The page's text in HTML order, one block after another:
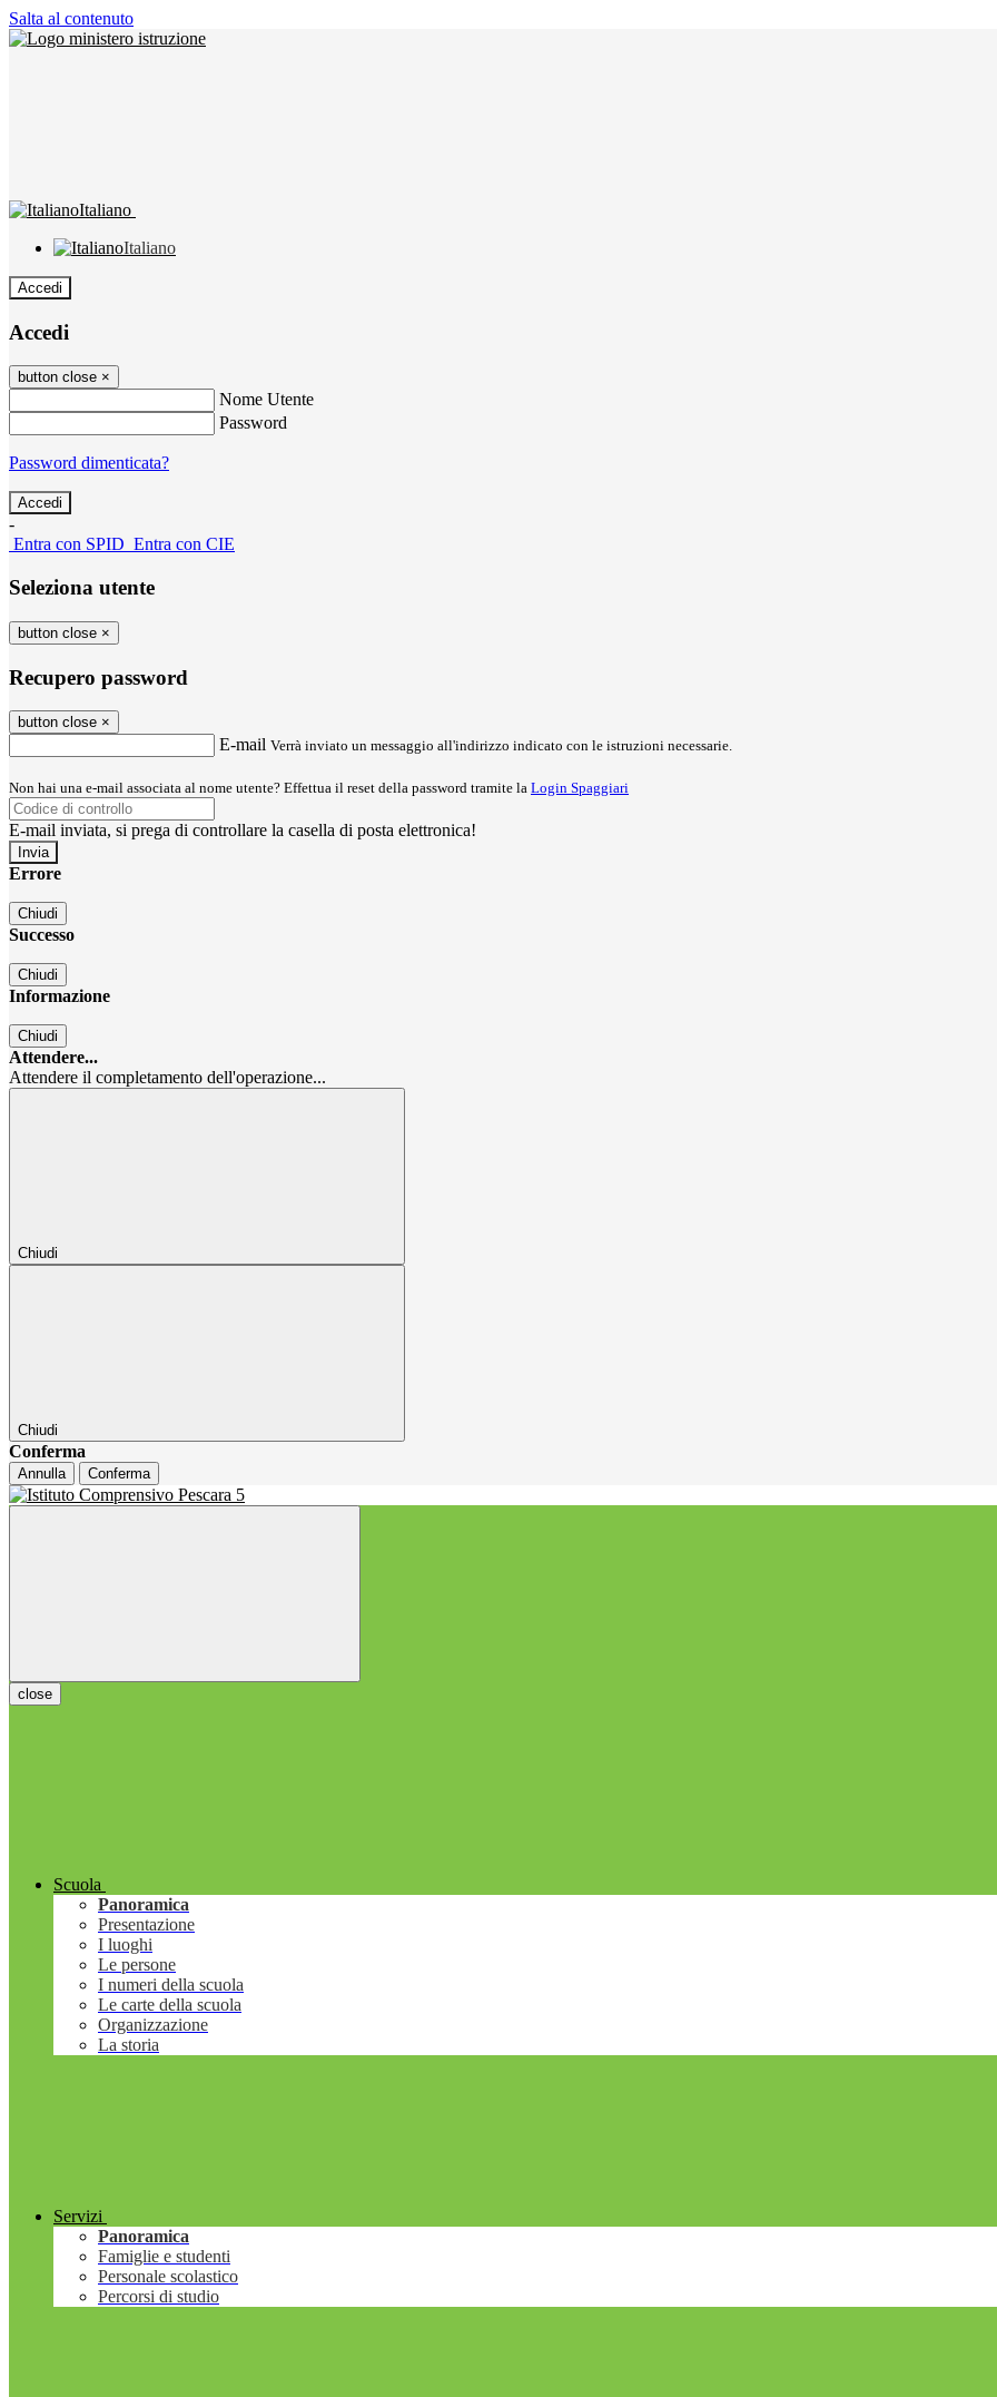
Salta al contenuto
Italiano
Italiano
Accedi
Accedi
button close ×
Nome Utente
Password
Password dimenticata?
-
Entra con SPID Entra con CIE
Seleziona utente
button close ×
Recupero password
button close ×
E-mail Verrà inviato un messaggio all'indirizzo indicato con le istruzioni necessarie.
Non hai una e-mail associata al nome utente? Effettua il reset della password tramite la Login Spaggiari
E-mail inviata, si prega di controllare la casella di posta elettronica!
Errore
Chiudi
Successo
Chiudi
Informazione
Chiudi
Attendere...
Attendere il completamento dell'operazione...
Chiudi
Chiudi
Conferma
Annulla Conferma
close
Scuola
Panoramica
Presentazione
I luoghi
Le persone
I numeri della scuola
Le carte della scuola
Organizzazione
La storia
Servizi
Panoramica
Famiglie e studenti
Personale scolastico
Percorsi di studio